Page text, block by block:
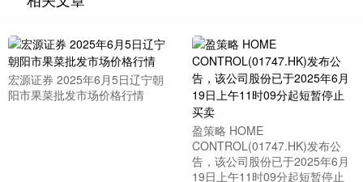
宏源证券 2025年6月5日辽宁朝
阳市果菜批发市场价格行情
盈策略 HOME
CONTROL(01747.HK)发布公
告，该公司股份已于2025年6月
19日上午11时09分起短暂停止